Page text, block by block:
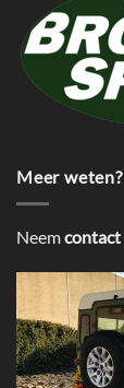
Meer weten?
Neemcontact